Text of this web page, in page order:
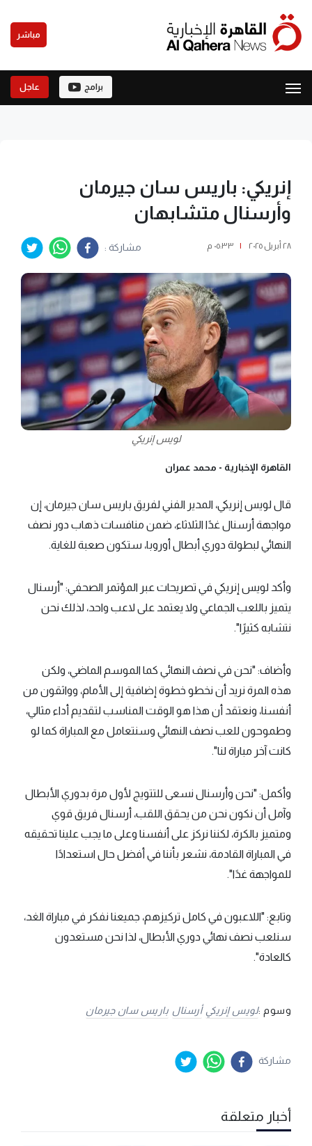
مباشر
برامج عاجل
إنريكي: باريس سان جيرمان
وأرسنال متشابهان
٢٨ أبريل ٢٠٢٥ | ٠٥:٣٣ م مشاركة :
لويس إنريكي
القاهرة الإخبارية - محمد عمران
قال لويس إنريكي، المدير الفني لفريق باريس سان جيرمان، إن
مواجهة أرسنال غدًا الثلاثاء، ضمن منافسات ذهاب دور نصف
النهائي لبطولة دوري أبطال أوروبا، ستكون صعبة للغاية.
وأكد لويس إنريكي في تصريحات عبر المؤتمر الصحفي: "أرسنال
يتميز باللعب الجماعي ولا يعتمد على لاعب واحد، لذلك نحن
نتشابه كثيرًا".
وأضاف: "نحن في نصف النهائي كما الموسم الماضي، ولكن
هذه المرة نريد أن نخطو خطوة إضافية إلى الأمام، وواثقون من
أنفسنا، ونعتقد أن هذا هو الوقت المناسب لتقديم أداء مثالي،
وطموحون للعب نصف النهائي وسنتعامل مع المباراة كما لو
كانت آخر مباراة لنا".
وأكمل: "نحن وأرسنال نسعى للتتويج لأول مرة بدوري الأبطال
وآمل أن نكون نحن من يحقق اللقب، أرسنال فريق قوي
ومتميز بالكرة، لكننا نركز على أنفسنا وعلى ما يجب علينا تحقيقه
في المباراة القادمة، نشعر بأننا في أفضل حال استعدادًا
للمواجهة غدًا".
وتابع: "اللاعبون في كامل تركيزهم، جميعنا نفكر في مباراة الغد،
سنلعب نصف نهائي دوري الأبطال، لذا نحن مستعدون
كالعادة".
وسوم :لويس إنريكي أرسنال باريس سان جيرمان
مشاركة
أخبار متعلقة